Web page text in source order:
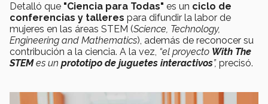
Detalló que "Ciencia para Todas" es un ciclo de
conferencias y talleres para difundir la labor de
mujeres en las áreas STEM (Science, Technology,
Engineering and Mathematics), además de reconocer su
contribución a la ciencia. A la vez, “el proyecto With The
STEMes un prototipo de juguetes interactivos”, precisó.